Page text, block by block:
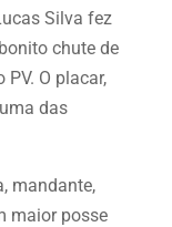
Silva fez
chute de
O placar,
das
mandante,
maior posse